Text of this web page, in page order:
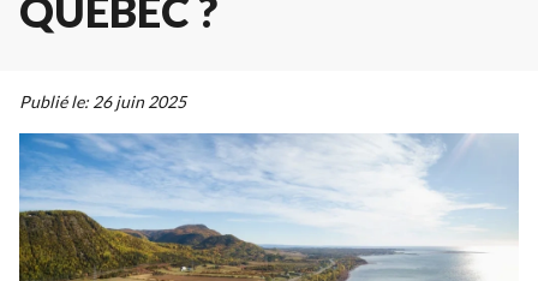
QUÉBEC ?
Publié le: 26 juin 2025